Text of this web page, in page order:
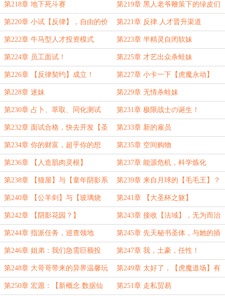
第218章 地下死斗赛 第219章 黑人老爷鞭策下的绿皮们
第220章 小试【反律】，自由的价
格
第221章 反律.人才晋升渠道
第222章 牛马型人才投资模式 第223章 半精灵自闭软妹
第224章 员工面试！ 第225章 才艺出众杀蛙妹
第226章 【反律契约】成立！ 第227章 小卡一下【虎魔永动】
bug！
第228章 迷妹 第229章 无情杀蛙妹
第230章 占卜、萃取、同化测试 第231章 极限战士の诞生！
第232章 面试合格，快去开发【圣
光极限战士】吧！
第233章 新的雇员
第234章 你的财富，超乎你的想
象！
第235章 空间购物
第236章 【人造肌肉灵根】 第237章 能源危机，科学炼化
第238章 【猫屋】与【童年阴影系
列】
第239章 来自月球的【毛毛王】？
第240章 【公羊剑】与【玻璃烧
瓶】
第241章 【大圣杯之躯】
第242章 【阴影花园？】 第243章 接收【法域】，无为而治
第244章 指派任务，巡查领地 第245章 先天秘书圣体，与她的插
件牢弟
第246章 姐弟：我们急需巨额投
资！
第247章 我，土豪，任性！
第248章 大哥哥带来的异界温馨玩
具！
第249章 太好了，【虎魔道场】有
救啦！
第250章 宏愿：【新概念.数据仙 第251章 走私贸易